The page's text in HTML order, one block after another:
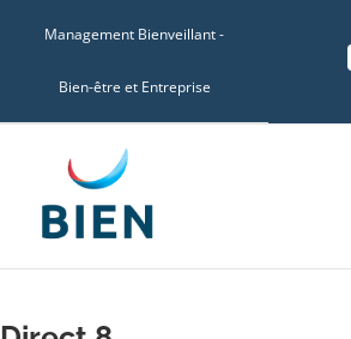
Management Bienveillant -
Bien-être et Entreprise